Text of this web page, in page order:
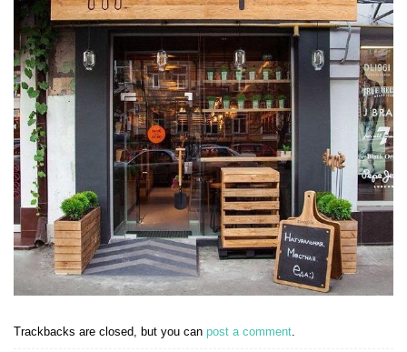
Trackbacks are closed, but you can post a comment.